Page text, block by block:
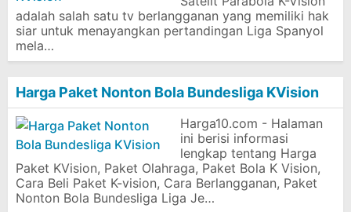
adalah salah satu tv berlangganan yang memiliki hak
siar untuk menayangkan pertandingan Liga Spanyol
mela…
Harga Paket Nonton Bola Bundesliga KVision
Harga10.com - Halaman
ini berisi informasi
lengkap tentang Harga
Paket KVision, Paket Olahraga, Paket Bola K Vision,
Cara Beli Paket K-vision, Cara Berlangganan, Paket
Nonton Bola Bundesliga Liga Je…